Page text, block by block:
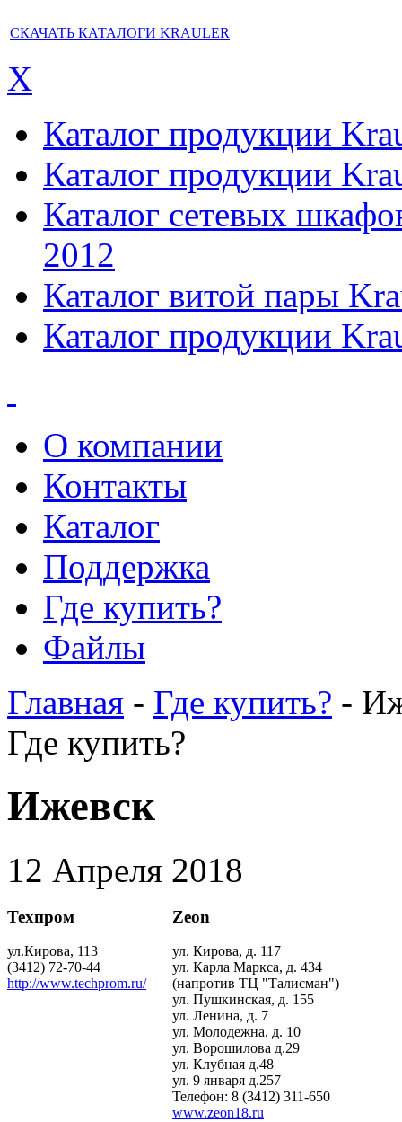
СКАЧАТЬ КАТАЛОГИ KRAULER
X
Каталог продукции
Каталог продукции
Каталог сетевых
2012
Каталог витой пары
Каталог продукции
О компании
Контакты
Каталог
Поддержка
Где купить?
Файлы
Главная - Где купить? -
Где купить?
Ижевск
12 Апреля 2018
Техпром
ул.Кирова, 113
(3412) 72-70-44
http://www.techprom.ru/
Zeon
ул. Кирова, д. 117
ул. Карла Маркса, д. 434
(напротив ТЦ "Талисман")
ул. Пушкинская, д. 155
ул. Ленина, д. 7
ул. Молодежна, д. 10
ул. Ворошилова д.29
ул. Клубная д.48
ул. 9 января д.257
Телефон: 8 (3412) 311-650
www.zeon18.ru